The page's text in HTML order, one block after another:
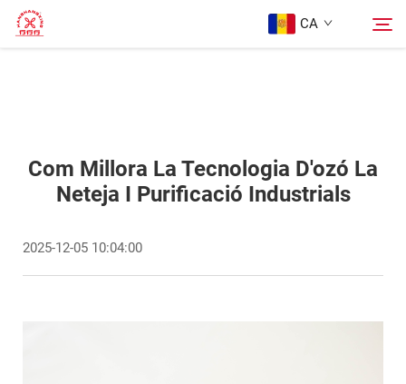
CA
Productes
Casos
Com Millora La Tecnologia D'ozó La
Neteja I Purificació Industrials
2025-12-05 10:04:00